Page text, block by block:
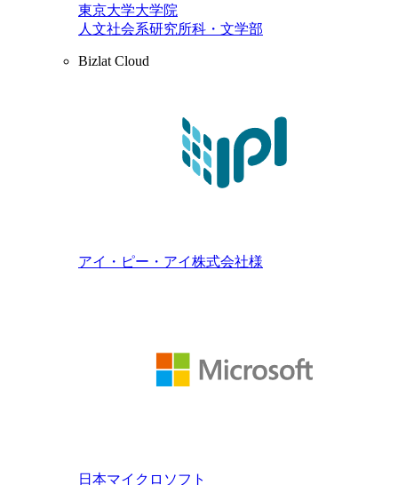
東京大学大学院
人文社会系研究所科・文学部
Bizlat Cloud
アイ・ピー・アイ株式会社様
日本マイクロソフト